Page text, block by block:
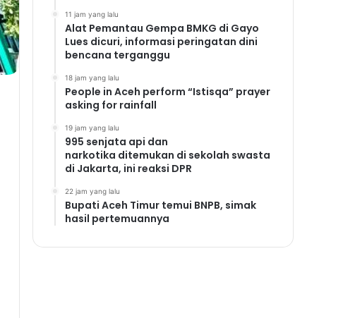
11 jam yang lalu
Alat Pemantau Gempa BMKG di Gayo
Lues dicuri, informasi peringatan dini
bencana terganggu
18 jam yang lalu
People in Aceh perform “Istisqa” prayer
asking for rainfall
19 jam yang lalu
995 senjata api dan
narkotika ditemukan di sekolah swasta
di Jakarta, ini reaksi DPR
22 jam yang lalu
Bupati Aceh Timur temui BNPB, simak
hasil pertemuannya